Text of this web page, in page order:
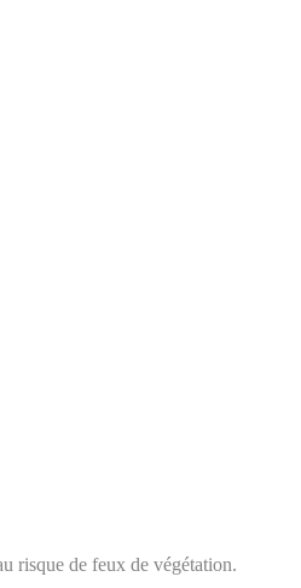
risque de feux de végétation.